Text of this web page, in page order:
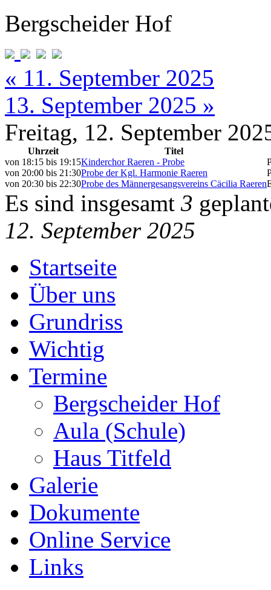
Bergscheider Hof
« 11. September 2025
13. September 2025 »
Freitag, 12. September
Uhrzeit
Titel
von 18:15 bis 19:15Kinderchor Raeren - Probe
von 20:00 bis 21:30Probe der Kgl. Harmonie Raeren
von 20:30 bis 22:30Probe des Männergesangsvereins Cäcilia Raeren
Es sind insgesamt 3
12. September 2025
Startseite
Über uns
Grundriss
Wichtig
Termine
Bergscheider Hof
Aula (Schule)
Haus Titfeld
Galerie
Dokumente
Online Service
Links